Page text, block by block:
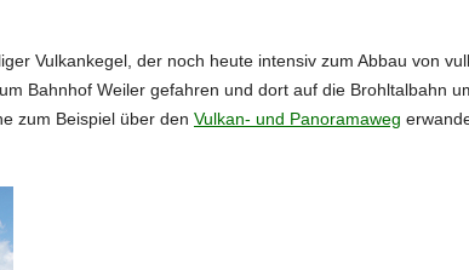
Vulkankegel, der noch heute intensiv zum Abbau von
Bahnhof Weiler gefahren und dort auf die Brohltalbahn
zum Beispiel über den Vulkan- und Panoramaweg